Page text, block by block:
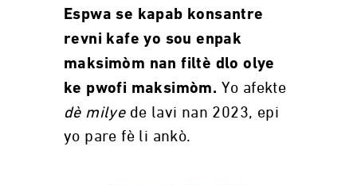
Espwa se kapab konsantre
revni kafe yo sou enpak
maksimòm nan filtè dlo olye
ke pwofi maksimòm. Yo afekte
dè milye de lavi nan 2023, epi
yo pare fè li ankò.